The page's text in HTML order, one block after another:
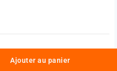
Ajouter au panier